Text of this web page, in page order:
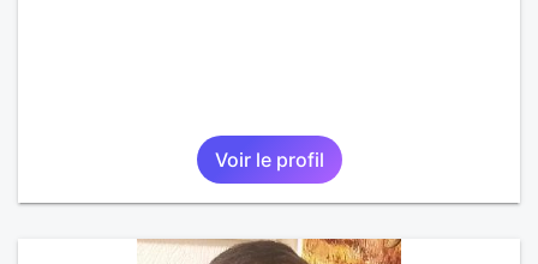
Voir le profil